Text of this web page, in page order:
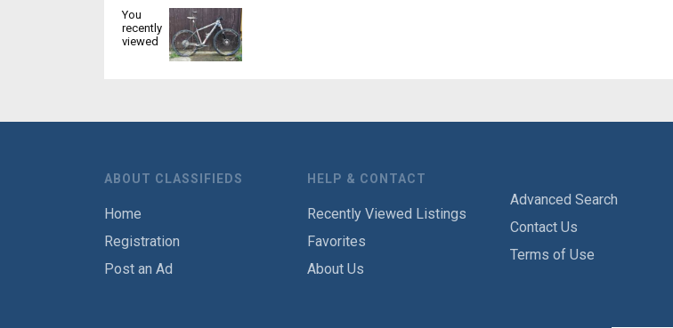
You
recently
viewed
ABOUT CLASSIFIEDS
Home
Registration
Post an Ad
HELP & CONTACT
Recently Viewed Listings
Favorites
About Us
Advanced Search
Contact Us
Terms of Use